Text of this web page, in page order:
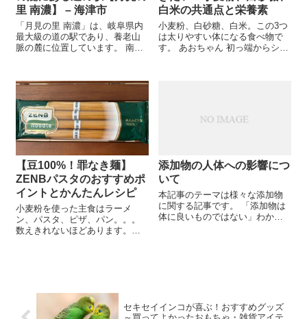
里 南濃】 – 海津市
「月見の里 南濃」は、岐阜県内
最大級の道の駅であり、養老山
脈の麓に位置しています。 南濃
んや奥美濃古地などが人気を集
めています。 また、南濃温泉
「水晶の湯」の源泉を利用し...
白米の共通点と栄養素
小麦粉、白砂糖、白米。この3つ
は太りやすい体になる食べ物で
す。 あおちゃん 初っ端からショ
【豆100%！罪なき麺】
ZENBパスタのおすすめポ
イントとかんたんレシピ
小麦粉を使った主食はラーメ
ン、パスタ、ピザ、パン。。。
数えきれないほどあります。気
添加物の人体への影響につ
いて
本記事のテーマは様々な添加物
に関する記事です。 「添加物は
体に良いものではない」わかっ
セキセイインコが喜ぶ！おすすめグッズ